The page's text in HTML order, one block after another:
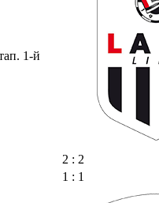
1-й
2 : 2
1 : 1